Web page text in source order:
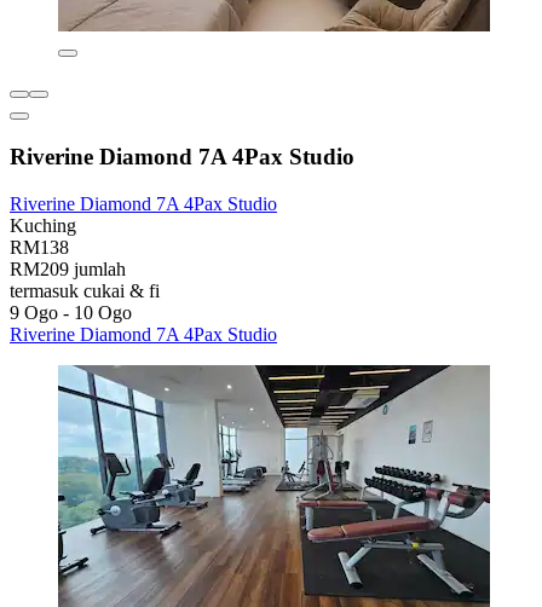
Riverine Diamond 7A 4Pax Studio
Riverine Diamond 7A 4Pax Studio
Kuching
RM138
RM209 jumlah
termasuk cukai & fi
9 Ogo - 10 Ogo
Riverine Diamond 7A 4Pax Studio